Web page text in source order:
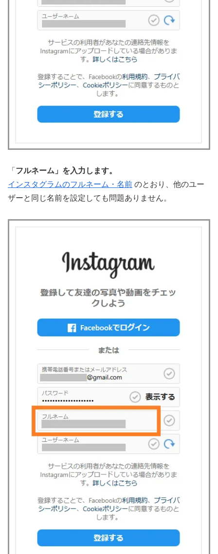
「 フルネーム」を入力します。
インスタグラムのフルネーム・名前 のとおり、他のユー
ザーと同じ名前を設定しても問題ありません。